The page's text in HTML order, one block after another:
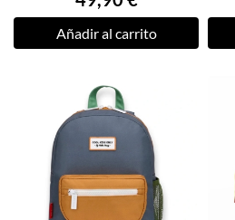
Añadir al carrito